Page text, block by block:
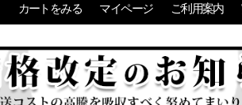
カートをみる マイページ ご利用案内